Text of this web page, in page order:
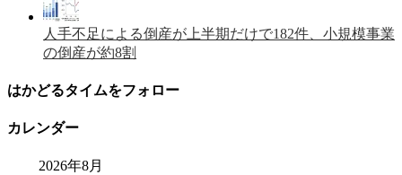
人手不足による倒産が上半期だけで182件、小規模事業
の倒産が約8割
はかどるタイムをフォロー
カレンダー
2026年8月